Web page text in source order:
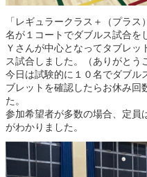
「レギュラークラス＋（プラ
名が１コートでダブルス試合を
Ｙさんが中心となってタブレ
ス試合しました。（ありがとう
今日は試験的に１０名でダブル
ブレットを確認したらお休み回
た。
参加希望者が多数の場合、定員
がわかりました。